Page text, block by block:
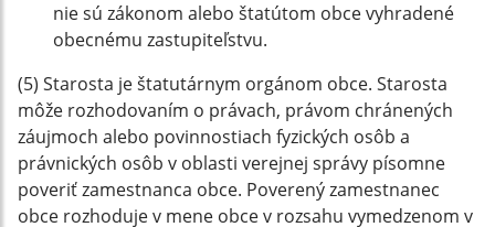
nie sú zákonom alebo štatútom obce vyhradené
obecnému zastupiteľstvu.
(5) Starosta je štatutárnym orgánom obce. Starosta
môže rozhodovaním o právach, právom chránených
záujmoch alebo povinnostiach fyzických osôb a
právnických osôb v oblasti verejnej správy písomne
poveriť zamestnanca obce. Poverený zamestnanec
obce rozhoduje v mene obce v rozsahu vymedzenom v